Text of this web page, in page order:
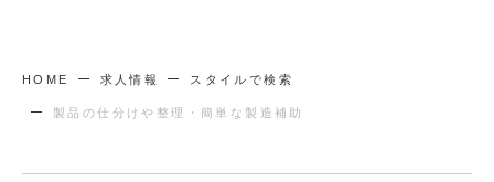
HOME 求人情報 スタイルで検索
製品の仕分けや整理・簡単な製造補助